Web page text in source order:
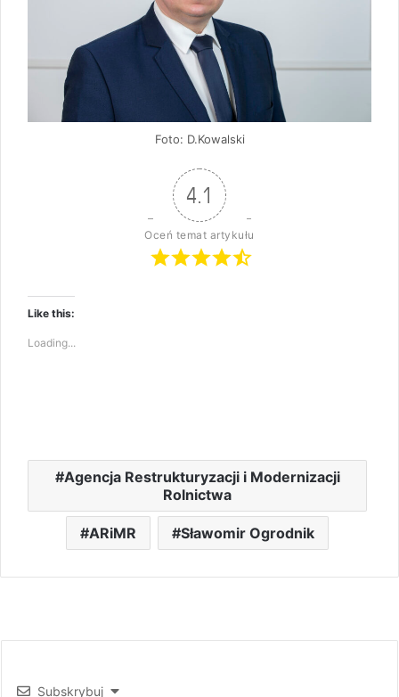
Foto: D.Kowalski
4.1
Oceń temat artykułu
Like this:
Loading...
Agencja Restrukturyzacji i Modernizacji
Rolnictwa
ARiMR Sławomir Ogrodnik
Subskrybuj